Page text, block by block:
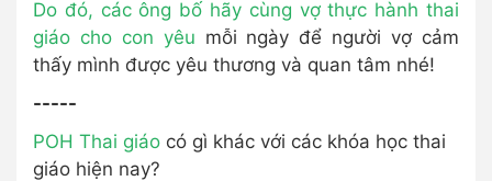
Do đó, các ông bố hãy cùng vợ thực hành thai
giáo cho con yêu mỗi ngày để người vợ cảm
thấy mình được yêu thương và quan tâm nhé!
-----
POH Thai giáo có gì khác với các khóa học thai
giáo hiện nay?